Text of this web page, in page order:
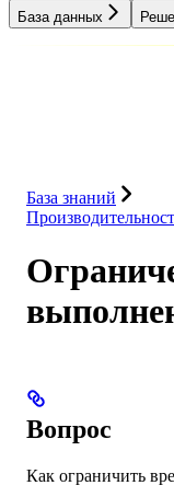
База данных
База знаний
Вопрос
Как ограничить